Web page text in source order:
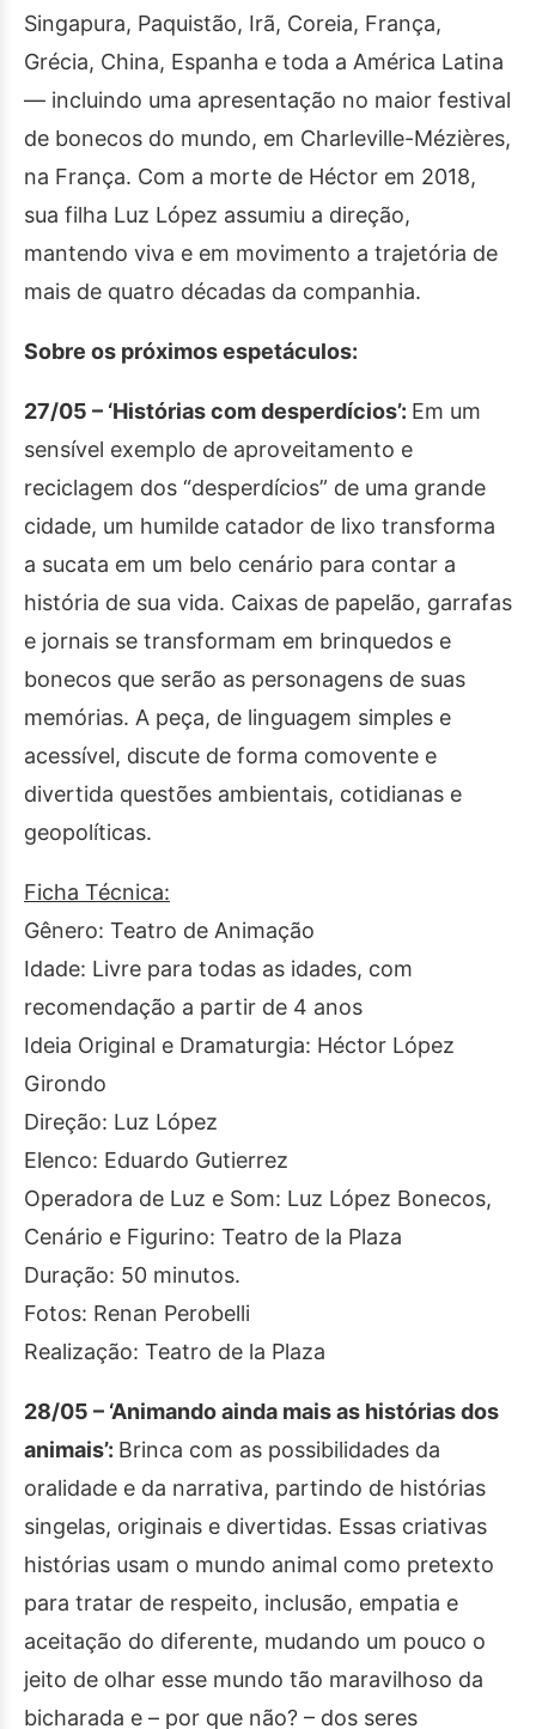
Singapura, Paquistão, Irã, Coreia, França,
Grécia, China, Espanha e toda a América Latina
— incluindo uma apresentação no maior festival
de bonecos do mundo, em Charleville-Mézières,
na França. Com a morte de Héctor em 2018,
sua filha Luz López assumiu a direção,
mantendo viva e em movimento a trajetória de
mais de quatro décadas da companhia.
Sobre os próximos espetáculos:
27/05 – ‘Histórias com desperdícios’: Em um
sensível exemplo de aproveitamento e
reciclagem dos “desperdícios” de uma grande
cidade, um humilde catador de lixo transforma
a sucata em um belo cenário para contar a
história de sua vida. Caixas de papelão, garrafas
e jornais se transformam em brinquedos e
bonecos que serão as personagens de suas
memórias. A peça, de linguagem simples e
acessível, discute de forma comovente e
divertida questões ambientais, cotidianas e
geopolíticas.
Ficha Técnica:
Gênero: Teatro de Animação
Idade: Livre para todas as idades, com
recomendação a partir de 4 anos
Ideia Original e Dramaturgia: Héctor López
Girondo
Direção: Luz López
Elenco: Eduardo Gutierrez
Operadora de Luz e Som: Luz López Bonecos,
Cenário e Figurino: Teatro de la Plaza
Duração: 50 minutos.
Fotos: Renan Perobelli
Realização: Teatro de la Plaza
28/05 – ‘Animando ainda mais as histórias dos
animais’: Brinca com as possibilidades da
oralidade e da narrativa, partindo de histórias
singelas, originais e divertidas. Essas criativas
histórias usam o mundo animal como pretexto
para tratar de respeito, inclusão, empatia e
aceitação do diferente, mudando um pouco o
jeito de olhar esse mundo tão maravilhoso da
bicharada e – por que não? – dos seres